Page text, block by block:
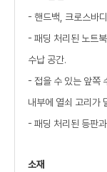
- 핸드백, 크로스바
- 패딩 처리된 노트
수납 공간.
- 접을 수 있는 앞쪽
내부에 열쇠 고리가
- 패딩 처리된 등판
소재